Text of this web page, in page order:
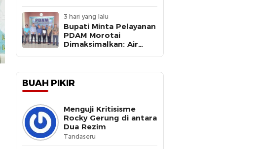
3 hari yang lalu
Bupati Minta Pelayanan
PDAM Morotai
Dimaksimalkan: Air
BUAH PIKIR
Menguji Kritisisme
Rocky Gerung di antara
Dua Rezim
Tandaseru